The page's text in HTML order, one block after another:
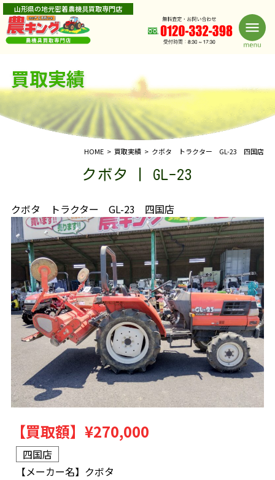
山形県の地元密着農機具買取専門店
買取実績
HOME 買取実績 クボタ トラクター GL-23 四国店
クボタ | GL-23
クボタ トラクター GL-23 四国店
【買取額】 ¥270,000
四国店
【メーカー名】 クボタ